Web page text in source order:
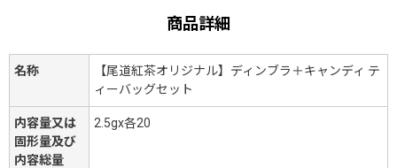
商品詳細
名称
【尾道紅茶オリジナル】ディンブラ＋キャンディ テ
ィーバッグセット
内容量又は
固形量及び
内容総量
2.5gx各20